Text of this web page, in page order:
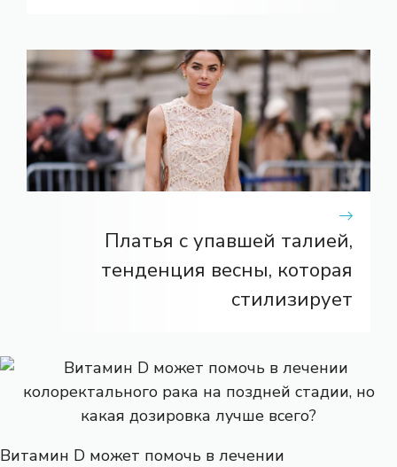
Платья с упавшей талией,
тенденция весны, которая
стилизирует
Витамин D может помочь в лечении